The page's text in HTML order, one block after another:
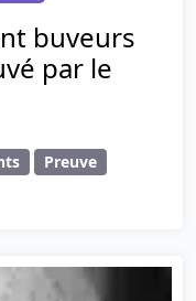
buveurs
par le
Preuve